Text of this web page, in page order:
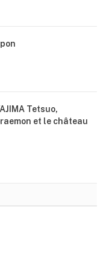
Tetsuo,
et le château